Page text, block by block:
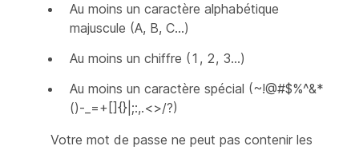
Au moins un caractère alphabétique
majuscule (A, B, C...)
Au moins un chiffre (1, 2, 3...)
Au moins un caractère spécial (~!@#$%^&*
()-_=+[]{}|;:,.<>/?)
Votre mot de passe ne peut pas contenir les